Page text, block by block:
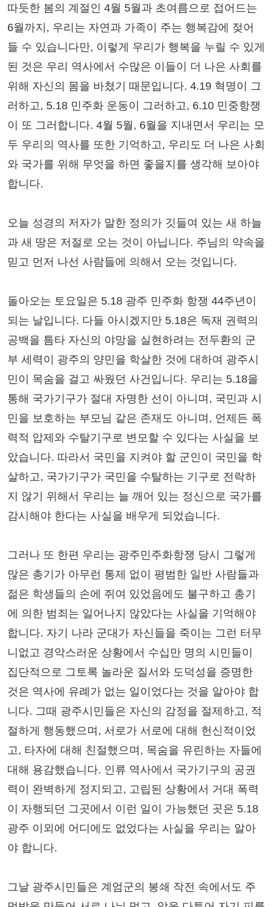
따듯한 봄의 계절인 4월 5월과 초여름으로 접어드는
6월까지, 우리는 자연과 가족이 주는 행복감에 젖어
들 수 있습니다만, 이렇게 우리가 행복을 누릴 수 있게
된 것은 우리 역사에서 수많은 이들이 더 나은 사회를
위해 자신의 몸을 바쳤기 때문입니다. 4.19 혁명이 그
러하고, 5.18 민주화 운동이 그러하고, 6.10 민중항쟁
이 또 그러합니다. 4월 5월, 6월을 지내면서 우리는 모
두 우리의 역사를 또한 기억하고, 우리도 더 나은 사회
와 국가를 위해 무엇을 하면 좋을지를 생각해 보아야
합니다.
오늘 성경의 저자가 말한 정의가 깃들여 있는 새 하늘
과 새 땅은 저절로 오는 것이 아닙니다. 주님의 약속을
믿고 먼저 나선 사람들에 의해서 오는 것입니다.
돌아오는 토요일은 5.18 광주 민주화 항쟁 44주년이
되는 날입니다. 다들 아시겠지만 5.18은 독재 권력의
공백을 틈타 자신의 야망을 실현하려는 전두환의 군
부 세력이 광주의 양민을 학살한 것에 대하여 광주시
민이 목숨을 걸고 싸웠던 사건입니다. 우리는 5.18을
통해 국가기구가 절대 자명한 선이 아니며, 국민과 시
민을 보호하는 부모님 같은 존재도 아니며, 언제든 폭
력적 압제와 수탈기구로 변모할 수 있다는 사실을 보
았습니다. 따라서 국민을 지켜야 할 군인이 국민을 학
살하고, 국가기구가 국민을 수탈하는 기구로 전락하
지 않기 위해서 우리는 늘 깨어 있는 정신으로 국가를
감시해야 한다는 사실을 배우게 되었습니다.
그러나 또 한편 우리는 광주민주화항쟁 당시 그렇게
많은 총기가 아무런 통제 없이 평범한 일반 사람들과
젊은 학생들의 손에 쥐여 있었음에도 불구하고 총기
에 의한 범죄는 일어나지 않았다는 사실을 기억해야
합니다. 자기 나라 군대가 자신들을 죽이는 그런 터무
니없고 경악스러운 상황에서 수십만 명의 시민들이
집단적으로 그토록 놀라운 질서와 도덕성을 증명한
것은 역사에 유례가 없는 일이었다는 것을 알아야 합
니다. 그때 광주시민들은 자신의 감정을 절제하고, 적
절하게 행동했으며, 서로가 서로에 대해 헌신적이었
고, 타자에 대해 친절했으며, 목숨을 유린하는 자들에
대해 용감했습니다. 인류 역사에서 국가기구의 공권
력이 완벽하게 정지되고, 고립된 상황에서 거대 폭력
이 자행되던 그곳에서 이런 일이 가능했던 곳은 5.18
광주 이외에 어디에도 없었다는 사실을 우리는 알아
야 합니다.
그날 광주시민들은 계엄군의 봉쇄 작전 속에서도 주